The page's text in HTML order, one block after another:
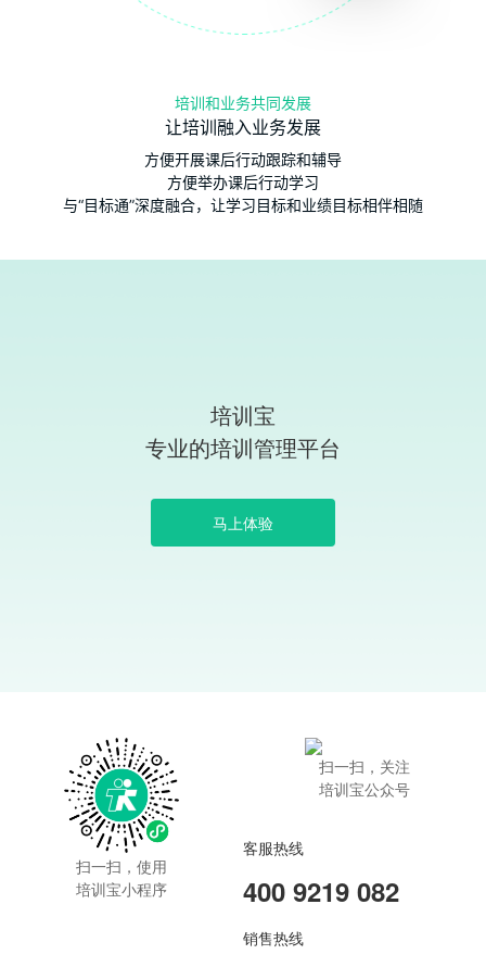
培训和业务共同发展
让培训融入业务发展
方便开展课后行动跟踪和辅导
方便举办课后行动学习
与“目标通”深度融合，让学习目标和业绩目标相伴相随
培训宝
专业的培训管理平台
马上体验
扫一扫，使用
培训宝小程序
扫一扫，关注
培训宝公众号
客服热线
400 9219 082
销售热线